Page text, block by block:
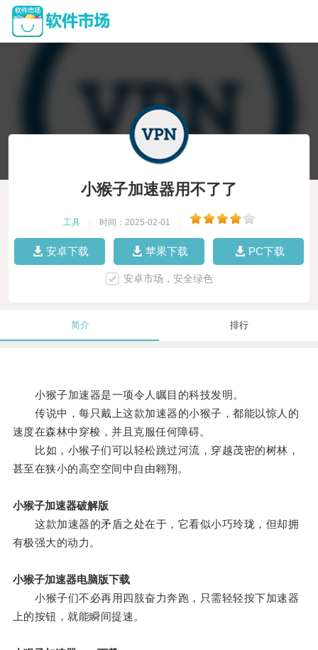
小猴子加速器用不了了
工具 时间：2025-02-01
安卓下载 苹果下载 PC下载
安卓市场，安全绿色
简介 排行
小猴子加速器是一项令人瞩目的科技发明。
传说中，每只戴上这款加速器的小猴子，都能以惊人的
速度在森林中穿梭，并且克服任何障碍。
比如，小猴子们可以轻松跳过河流，穿越茂密的树林，
甚至在狭小的高空空间中自由翱翔。
小猴子加速器破解版
这款加速器的矛盾之处在于，它看似小巧玲珑，但却拥
有极强大的动力。
小猴子加速器电脑版下载
小猴子们不必再用四肢奋力奔跑，只需轻轻按下加速器
上的按钮，就能瞬间提速。